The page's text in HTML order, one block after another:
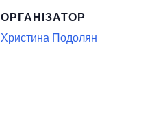
ОРГАНІЗАТОР
Христина Подолян